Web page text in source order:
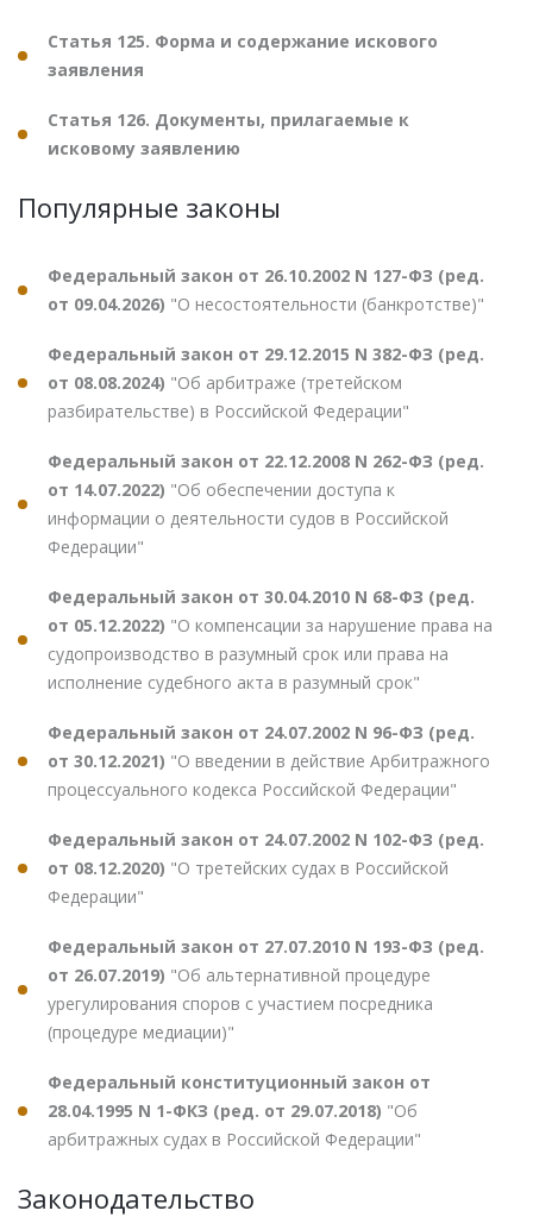
Статья 125. Форма и содержание искового
заявления
Статья 126. Документы, прилагаемые к
исковому заявлению
Популярные законы
Федеральный закон от 26.10.2002 N 127-ФЗ (ред.
от 09.04.2026) "О несостоятельности (банкротстве)"
Федеральный закон от 29.12.2015 N 382-ФЗ (ред.
от 08.08.2024) "Об арбитраже (третейском
разбирательстве) в Российской Федерации"
Федеральный закон от 22.12.2008 N 262-ФЗ (ред.
от 14.07.2022) "Об обеспечении доступа к
информации о деятельности судов в Российской
Федерации"
Федеральный закон от 30.04.2010 N 68-ФЗ (ред.
от 05.12.2022) "О компенсации за нарушение права на
судопроизводство в разумный срок или права на
исполнение судебного акта в разумный срок"
Федеральный закон от 24.07.2002 N 96-ФЗ (ред.
от 30.12.2021) "О введении в действие Арбитражного
процессуального кодекса Российской Федерации"
Федеральный закон от 24.07.2002 N 102-ФЗ (ред.
от 08.12.2020) "О третейских судах в Российской
Федерации"
Федеральный закон от 27.07.2010 N 193-ФЗ (ред.
от 26.07.2019) "Об альтернативной процедуре
урегулирования споров с участием посредника
(процедуре медиации)"
Федеральный конституционный закон от
28.04.1995 N 1-ФКЗ (ред. от 29.07.2018) "Об
арбитражных судах в Российской Федерации"
Законодательство